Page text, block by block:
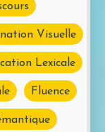
Visuelle
Lexicale
Fluence